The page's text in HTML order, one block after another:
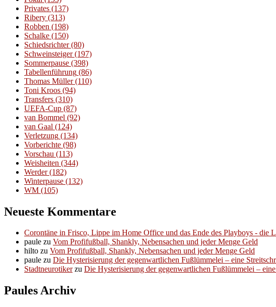
Privates (137)
Ribery (313)
Robben (198)
Schalke (150)
Schiedsrichter(80)
Schweinsteiger(197)
Sommerpause (398)
Tabellenführung (86)
Thomas Müller(110)
Toni Kroos (94)
Transfers (310)
UEFA-Cup (87)
van Bommel (92)
van Gaal (124)
Verletzung (134)
Vorberichte (98)
Vorschau (113)
Weisheiten (344)
Werder(182)
Winterpause (132)
WM (105)
Neueste Kommentare
Corontäne in Frisco, Lippe im Home Office und das Ende des Playboys - die
paule zu Vom Profifußball, Shankly, Nebensachen und jeder Menge Geld
hilto zu Vom Profifußball, Shankly, Nebensachen und jeder Menge Geld
paule zu Die Hysterisierung der gegenwartlichen Fußlümmelei – eine
Stadtneurotikerzu Die Hysterisierung der gegenwartlichen Fußlümmelei –
Paules Archiv